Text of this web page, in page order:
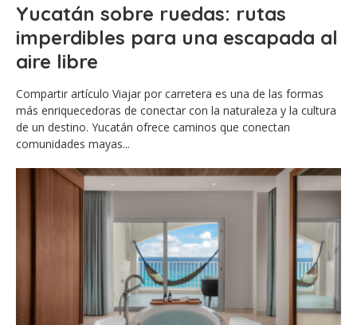
Yucatán sobre ruedas: rutas
imperdibles para una escapada al
aire libre
Compartir artículo Viajar por carretera es una de las formas
más enriquecedoras de conectar con la naturaleza y la cultura
de un destino. Yucatán ofrece caminos que conectan
comunidades mayas...